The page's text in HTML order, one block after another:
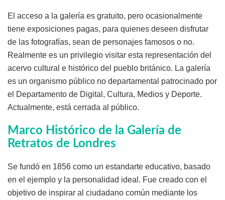
El acceso a la galería es gratuito, pero ocasionalmente
tiene exposiciones pagas, para quienes deseen disfrutar
de las fotografías, sean de personajes famosos o no.
Realmente es un privilegio visitar esta representación del
acervo cultural e histórico del pueblo británico. La galería
es un organismo público no departamental patrocinado por
el Departamento de Digital, Cultura, Medios y Deporte.
Actualmente, está cerrada al público.
Marco Histórico de la Galería de
Retratos de Londres
Se fundó en 1856 como un estandarte educativo, basado
en el ejemplo y la personalidad ideal. Fue creado con el
objetivo de inspirar al ciudadano común mediante los